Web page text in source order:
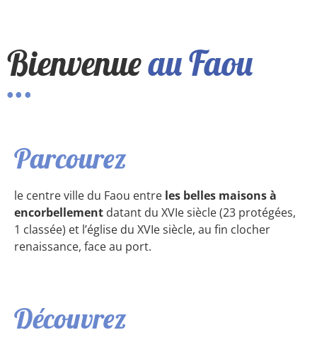
Bienvenueau Faou
Parcourez
le centre ville du Faou entre les belles maisons à
encorbellement datant du XVIe siècle (23 protégées,
1 classée) et l’église du XVIe siècle, au fin clocher
renaissance, face au port.
Découvrez